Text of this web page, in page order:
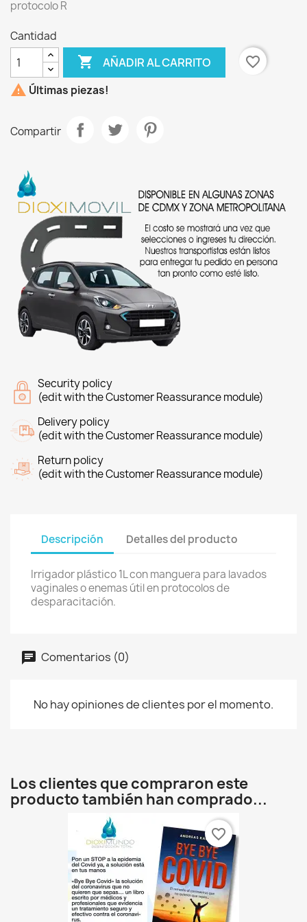
protocolo R
Cantidad
 AÑADIR AL CARRITO
favorite_border
 Últimas piezas!
Compartir
Security policy
(edit with the Customer Reassurance module)
Delivery policy
(edit with the Customer Reassurance module)
Return policy
(edit with the Customer Reassurance module)
Descripción Detalles del producto
Irrigador plástico 1L con manguera para lavados
vaginales o enemas útil en protocolos de
desparacitación.
Comentarios (0)
No hay opiniones de clientes por el momento.
Los clientes que compraron este
producto también han comprado...
favorite_border